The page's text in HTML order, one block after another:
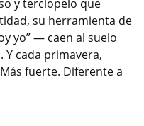
y terciopelo que
su herramienta de
yo” — caen al suelo
Y cada primavera,
fuerte. Diferente a